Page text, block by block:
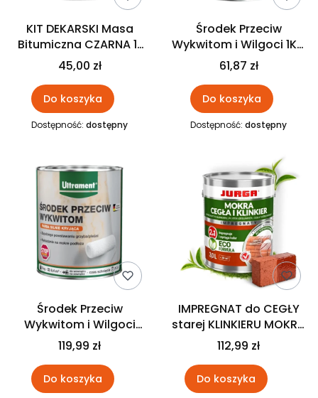
KIT DEKARSKI Masa
Bitumiczna CZARNA 1L
ULTRAMENT
45,00 zł
Do koszyka
Dostępność: dostępny
Środek Przeciw
Wykwitom i Wilgoci 1KG
ULTRAMENT
61,87 zł
Do koszyka
Dostępność: dostępny
Środek Przeciw
Wykwitom i Wilgoci
3KG ULTRAMENT
119,99 zł
Do koszyka
IMPREGNAT do CEGŁY
starej KLINKIERU MOKRA
CEGŁA I KLINKIER 3L
JURGA
112,99 zł
Do koszyka